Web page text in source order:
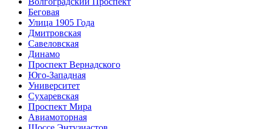
Беговая
Улица 1905 Года
Дмитровская
Савеловская
Динамо
Проспект Вернадского
Юго-Западная
Университет
Сухаревская
Проспект Мира
Авиамоторная